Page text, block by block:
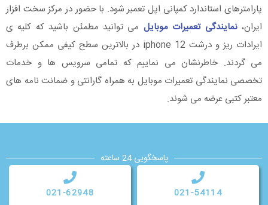
پارامترهای استاندارد کمپانی اپل تعمیر شود. با حضور در مرکز سخت افزار
ایران،نمایندگی تعمیرات موبایل می توانید مطمئن باشید که کلیه ی
ایرادات ریز و درشت iphone 12 در بالاترین سطح کیفی ممکن برطرف
می گردند. خاطرنشان می نماییم که تمامی سرویس ها و خدمات
تخصصی نمایندگی تعمیرات موبایل به همراه گارانتی و ضمانت نامه های
معتبر کتبی عرضه می شوند.
پاسخگویی 24 ساعته
021-54114
021-62948